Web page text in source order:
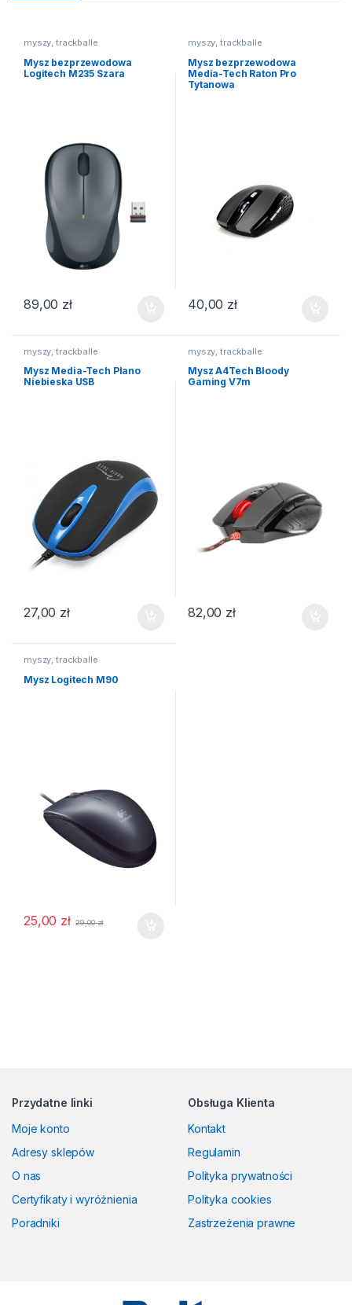
myszy, trackballe
Mysz bezprzewodowa
Logitech M235 Szara
89,00 zł
myszy, trackballe
Mysz bezprzewodowa
Media-Tech Raton Pro
Tytanowa
40,00 zł
myszy, trackballe
Mysz Media-Tech Plano
Niebieska USB
27,00 zł
myszy, trackballe
Mysz A4Tech Bloody
Gaming V7m
82,00 zł
myszy, trackballe
Mysz Logitech M90
25,00 zł 29,00zł
Przydatne linki
Moje konto
Adresy sklepów
O nas
Certyfikaty i wyróżnienia
Poradniki
Obsługa Klienta
Kontakt
Regulamin
Polityka prywatności
Polityka cookies
Zastrzeżenia prawne